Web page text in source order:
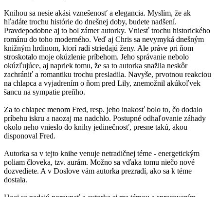
Knihou sa nesie akási vznešenosť a elegancia. Myslím, že ak
hľadáte trochu histórie do dnešnej doby, budete nadšení.
Pravdepodobne aj to bol zámer autorky. Vniesť trochu historického
románu do toho moderného. Veď aj Chris sa nevymyká dnešným
knižným hrdinom, ktorí radi striedajú ženy. Ale práve pri ňom
stroskotalo moje okúzlenie príbehom. Jeho správanie nebolo
okúzľujúce, aj napriek tomu, že sa to autorka snažila neskôr
zachrániť a romantiku trochu presladila. Navyše, prvotnou reakciou
na chlapca a vyjadrením o ňom pred Lily, znemožnil akúkoľvek
šancu na sympatie preňho.
Za to chlapec menom Fred, resp. jeho inakosť bolo to, čo dodalo
príbehu iskru a naozaj ma nadchlo. Postupné odhaľovanie záhady
okolo neho vnieslo do knihy jedinečnosť, presne takú, akou
disponoval Fred.
Autorka sa v tejto knihe venuje netradičnej téme - energetickým
poliam človeka, tzv. aurám. Možno sa vďaka tomu niečo nové
dozvediete. A v Doslove vám autorka prezradí, ako sa k téme
dostala.